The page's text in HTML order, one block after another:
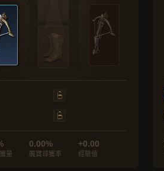
量
0.00%
魔寶尋獲率
+0.00
經驗值